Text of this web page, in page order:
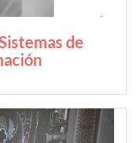
de